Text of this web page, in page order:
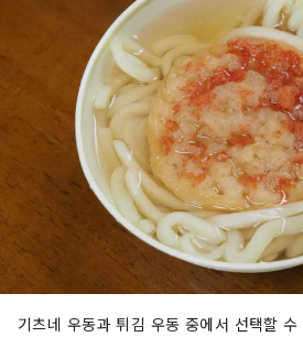
기츠네 우동과 튀김 우동 중에서 선택할